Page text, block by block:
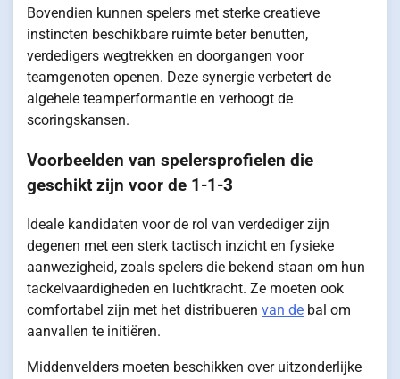
Bovendien kunnen spelers met sterke creatieve
instincten beschikbare ruimte beter benutten,
verdedigers wegtrekken en doorgangen voor
teamgenoten openen. Deze synergie verbetert de
algehele teamperformantie en verhoogt de
scoringskansen.
Voorbeelden van spelersprofielen die
geschikt zijn voor de 1-1-3
Ideale kandidaten voor de rol van verdediger zijn
degenen met een sterk tactisch inzicht en fysieke
aanwezigheid, zoals spelers die bekend staan om hun
tackelvaardigheden en luchtkracht. Ze moeten ook
comfortabel zijn met het distribueren van de bal om
aanvallen te initiëren.
Middenvelders moeten beschikken over uitzonderlijke